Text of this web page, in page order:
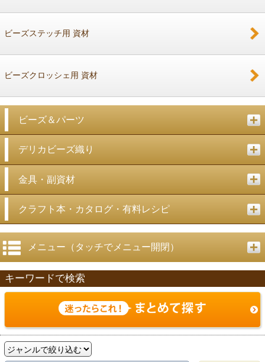
ビーズステッチ用 資材
ビーズクロッシェ用 資材
ビーズ＆パーツ
デリカビーズ織り
金具・副資材
クラフト本・カタログ・有料レシピ
メニュー（タッチでメニュー開閉）
キーワードで検索